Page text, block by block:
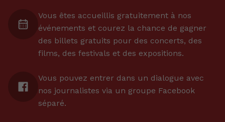
Vous êtes accueillis gratuitement à nos
événements et courez la chance de gagner
des billets gratuits pour des concerts, des
films, des festivals et des expositions.
Vous pouvez entrer dans un dialogue avec
nos journalistes via un groupe Facebook
séparé.